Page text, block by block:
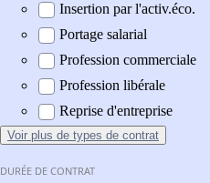
Insertion par l'activ.éco.
Portage salarial
Profession commerciale
Profession libérale
Reprise d'entreprise
Voir plus de types de contrat
DURÉE DE CONTRAT